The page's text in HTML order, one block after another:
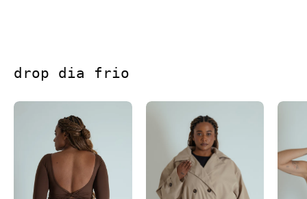
drop dia frio
blusa decote costas manga longa dedinho
casaco trench coat